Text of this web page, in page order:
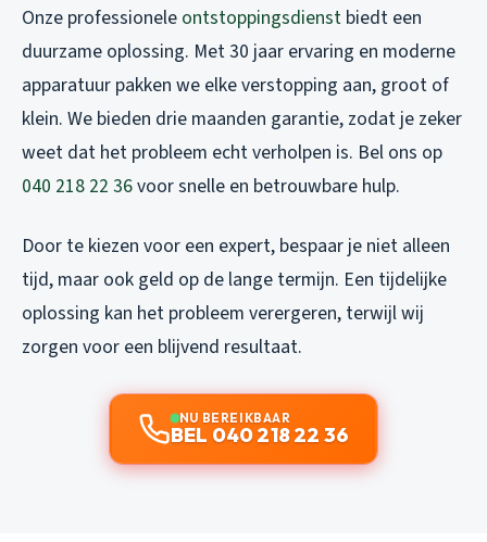
Onze professionele ontstoppingsdienst biedt een
duurzame oplossing. Met 30 jaar ervaring en moderne
apparatuur pakken we elke verstopping aan, groot of
klein. We bieden drie maanden garantie, zodat je zeker
weet dat het probleem echt verholpen is. Bel ons op
040 218 22 36voor snelle en betrouwbare hulp.
Door te kiezen voor een expert, bespaar je niet alleen
tijd, maar ook geld op de lange termijn. Een tijdelijke
oplossing kan het probleem verergeren, terwijl wij
zorgen voor een blijvend resultaat.
NU BEREIKBAAR
BEL 040 218 22 36